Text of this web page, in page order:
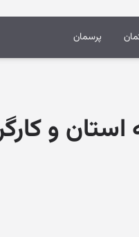
پرسمان
استان و